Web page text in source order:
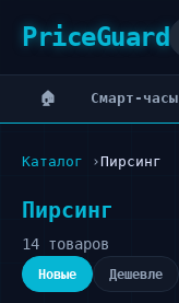
PriceGuard
🏠 Cмарт-часы
Каталог Пирсинг
Пирсинг
14 товаров
Новые Дешевле